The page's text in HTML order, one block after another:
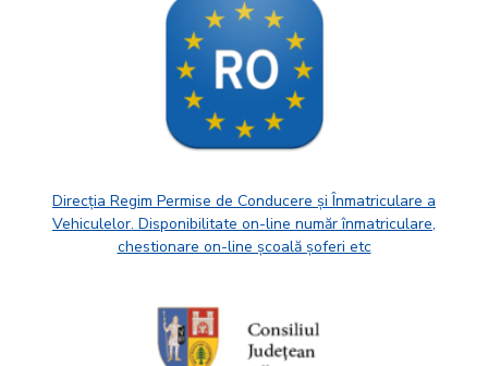
Direcția Regim Permise de Conducere și Înmatriculare a
Vehiculelor. Disponibilitate on-line număr înmatriculare,
chestionare on-line școală șoferi etc